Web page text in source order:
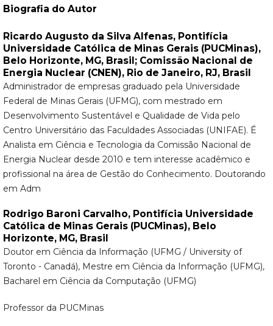
Biografia do Autor
Ricardo Augusto da Silva Alfenas, Pontifícia
Universidade Católica de Minas Gerais (PUCMinas),
Belo Horizonte, MG, Brasil; Comissão Nacional de
Energia Nuclear (CNEN), Rio de Janeiro, RJ, Brasil
Administrador de empresas graduado pela Universidade
Federal de Minas Gerais (UFMG), com mestrado em
Desenvolvimento Sustentável e Qualidade de Vida pelo
Centro Universitário das Faculdades Associadas (UNIFAE). É
Analista em Ciência e Tecnologia da Comissão Nacional de
Energia Nuclear desde 2010 e tem interesse acadêmico e
profissional na área de Gestão do Conhecimento. Doutorando
em Adm
Rodrigo Baroni Carvalho, Pontifícia Universidade
Católica de Minas Gerais (PUCMinas), Belo
Horizonte, MG, Brasil
Doutor em Ciência da Informação (UFMG / University of
Toronto - Canadá), Mestre em Ciência da Informação (UFMG),
Bacharel em Ciência da Computação (UFMG)
Professor da PUCMinas